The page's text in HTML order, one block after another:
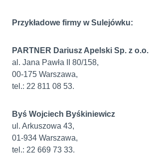
Przykładowe firmy w Sulejówku:
PARTNER Dariusz Apelski Sp. z o.o.
al. Jana Pawła II 80/158,
00-175 Warszawa,
tel.: 22 811 08 53.
Byś Wojciech Byśkiniewicz
ul. Arkuszowa 43,
01-934 Warszawa,
tel.: 22 669 73 33.